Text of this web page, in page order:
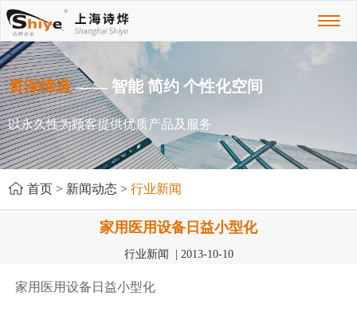
资深缔造—— 智能 简约 个性化空间
以永久性为顾客提供优质产品及服务
首页 > 新闻动态 > 行业新闻
家用医用设备日益小型化
行业新闻 | 2013-10-10
家用医用设备日益小型化